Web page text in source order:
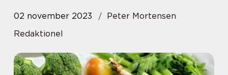
02 november 2023
Peter Mortensen
Redaktionel